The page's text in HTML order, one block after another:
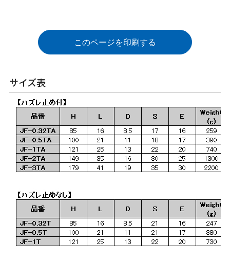
このページを印刷する
サイズ表